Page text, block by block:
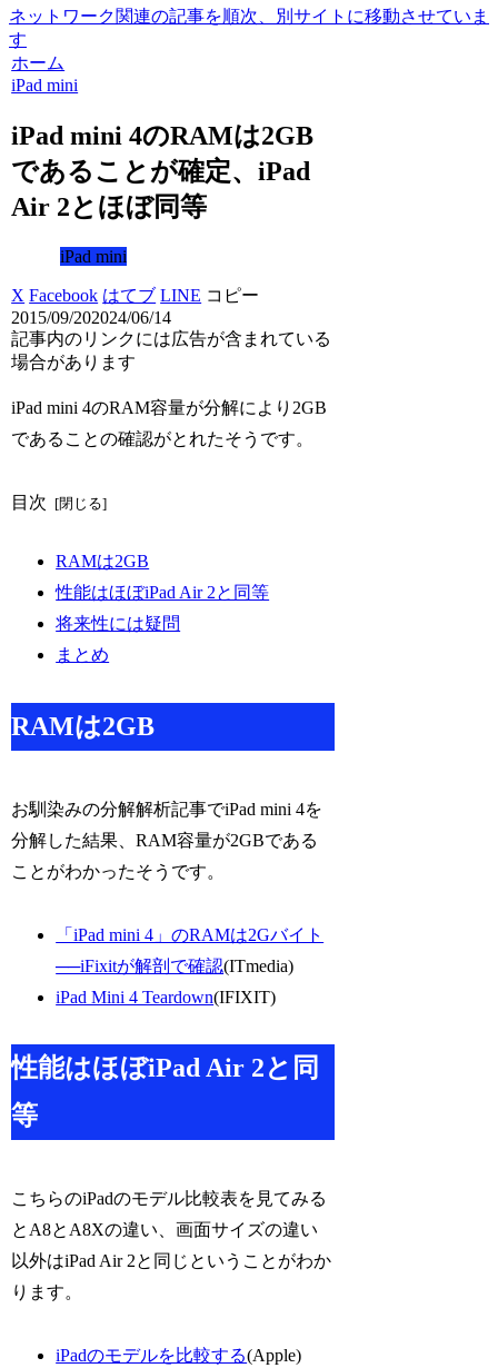
ネットワーク関連の記事を順次、別サイトに移動させていま
す
ホーム
iPad mini
iPad mini 4のRAMは2GB
であることが確定、iPad
Air 2とほぼ同等
iPad mini
X Facebook はてブ LINE コピー
2015/09/202024/06/14
記事内のリンクには広告が含まれている
場合があります
iPad mini 4のRAM容量が分解により2GB
であることの確認がとれたそうです。
目次
RAMは2GB
性能はほぼiPad Air 2と同等
将来性には疑問
まとめ
RAMは2GB
お馴染みの分解解析記事でiPad mini 4を
分解した結果、RAM容量が2GBである
ことがわかったそうです。
「iPad mini 4」のRAMは2Gバイト
──iFixitが解剖で確認(ITmedia)
iPad Mini 4 Teardown(IFIXIT)
性能はほぼiPad Air 2と同
等
こちらのiPadのモデル比較表を見てみる
とA8とA8Xの違い、画面サイズの違い
以外はiPad Air 2と同じということがわか
ります。
iPadのモデルを比較する(Apple)